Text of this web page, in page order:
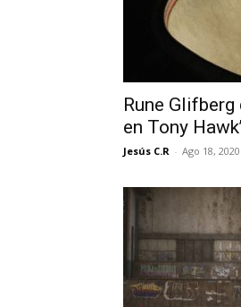
Rune
en Tony
Jesús C.R - Ago 18, 2020